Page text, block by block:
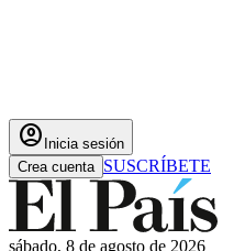
account_circle Inicia sesión
Crea cuenta SUSCRÍBETE
sábado, 8 de agosto de 2026